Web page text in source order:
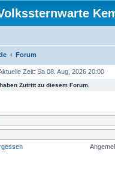
Forum
Zeit: Sa 08. Aug, 2026 20:00
Zutritt zu diesem Forum.